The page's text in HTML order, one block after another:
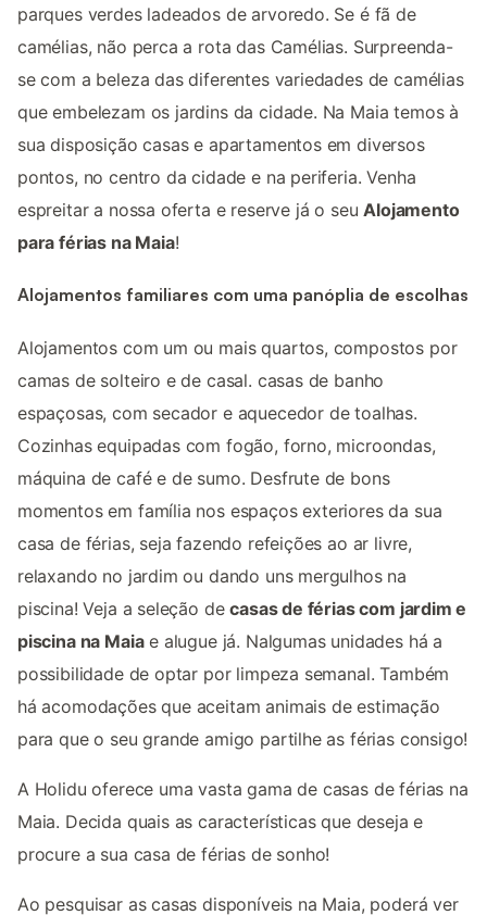
parques verdes ladeados de arvoredo. Se é fã de
camélias, não perca a rota das Camélias. Surpreenda-
se com a beleza das diferentes variedades de camélias
que embelezam os jardins da cidade. Na Maia temos à
sua disposição casas e apartamentos em diversos
pontos, no centro da cidade e na periferia. Venha
espreitar a nossa oferta e reserve já o seuAlojamento
para férias na Maia!
Alojamentos familiares com uma panóplia de escolhas
Alojamentos com um ou mais quartos, compostos por
camas de solteiro e de casal. casas de banho
espaçosas, com secador e aquecedor de toalhas.
Cozinhas equipadas com fogão, forno, microondas,
máquina de café e de sumo. Desfrute de bons
momentos em família nos espaços exteriores da sua
casa de férias, seja fazendo refeições ao ar livre,
relaxando no jardim ou dando uns mergulhos na
piscina! Veja a seleção decasas de férias com jardim e
piscina na Maiae alugue já. Nalgumas unidades há a
possibilidade de optar por limpeza semanal. Também
há acomodações que aceitam animais de estimação
para que o seu grande amigo partilhe as férias consigo!
A Holidu oferece uma vasta gama de casas de férias na
Maia. Decida quais as características que deseja e
procure a sua casa de férias de sonho!
Ao pesquisar as casas disponíveis na Maia, poderá ver